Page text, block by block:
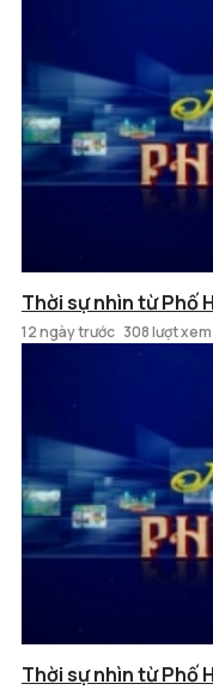
Thời sự nhìn từ Phố
12 ngày trước 308 lượt xem
Thời sự nhìn từ Phố